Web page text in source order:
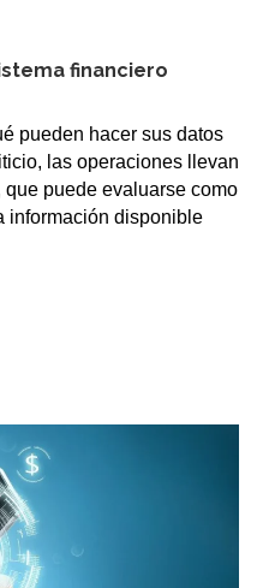
financiero
pueden hacer sus datos
las operaciones llevan
puede evaluarse como
información disponible